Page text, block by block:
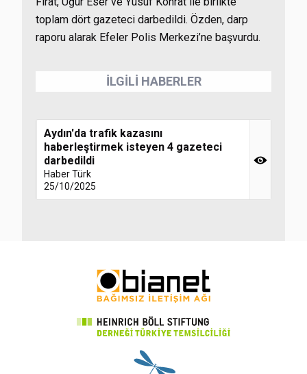
toplam dört gazeteci darbedildi. Özden, darp
raporu alarak Efeler Polis Merkezi’ne başvurdu.
İLGİLİ HABERLER
Aydın'da trafik kazasını
haberleştirmek isteyen 4 gazeteci
darbedildi
Haber Türk
25/10/2025